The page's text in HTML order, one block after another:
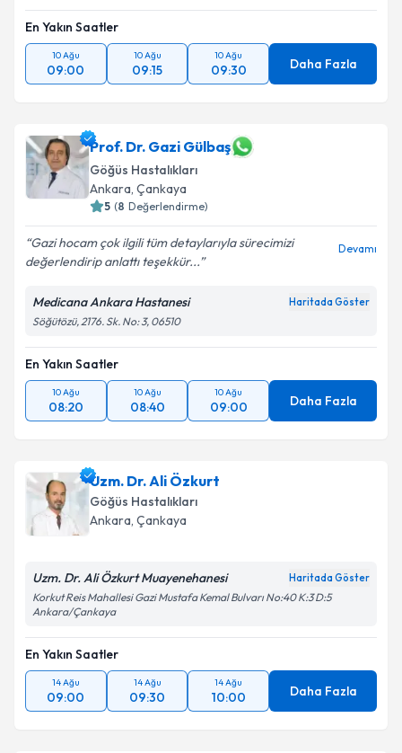
En Yakın Saatler
10 Ağu
09:00
10 Ağu
09:15
10 Ağu
09:30 Daha Fazla
Prof. Dr. Gazi Gülbaş
Göğüs Hastalıkları
Ankara, Çankaya
5 (8 Değerlendirme)
Gazi hocam çok ilgili tüm detaylarıyla sürecimizi
değerlendirip anlattı teşekkür...
Devamı
Medicana Ankara Hastanesi Haritada Göster
Söğütözü, 2176. Sk. No: 3, 06510
En Yakın Saatler
10 Ağu
08:20
10 Ağu
08:40
10 Ağu
09:00 Daha Fazla
Uzm. Dr. Ali Özkurt
Göğüs Hastalıkları
Ankara, Çankaya
Uzm. Dr. Ali Özkurt Muayenehanesi Haritada Göster
Korkut Reis Mahallesi Gazi Mustafa Kemal Bulvarı No:40 K:3 D:5
Ankara/Çankaya
En Yakın Saatler
14 Ağu
09:00
14 Ağu
09:30
14 Ağu
10:00 Daha Fazla